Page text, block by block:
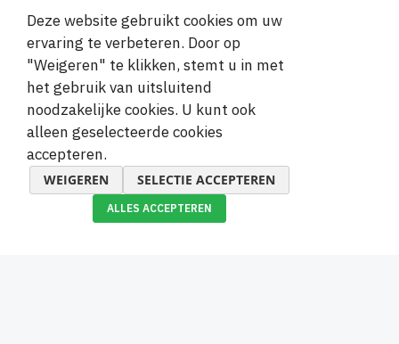
Informatie
Klantenservice
Veilige en gemakkelijke betalingen
Deze website gebruikt cookies om uw
ervaring te verbeteren. Door op
"Weigeren" te klikken, stemt u in met
het gebruik van uitsluitend
noodzakelijke cookies. U kunt ook
alleen geselecteerde cookies
accepteren.
WEIGEREN SELECTIE ACCEPTEREN
ALLES ACCEPTEREN